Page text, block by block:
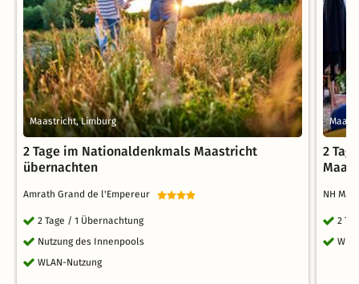
Maastricht, Limburg
2 Tage im Nationaldenkmals Maastricht
übernachten
Amrath Grand de l'Empereur
2 Tage / 1 Übernachtung
Nutzung des Innenpools
WLAN-Nutzung
2
NH
2